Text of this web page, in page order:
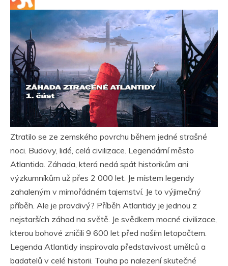
Ztratilo se ze zemského povrchu během jedné strašné
noci. Budovy, lidé, celá civilizace. Legendární město
Atlantida. Záhada, která nedá spát historikům ani
výzkumníkům už přes 2 000 let. Je místem legendy
zahaleným v mimořádném tajemství. Je to výjimečný
příběh. Ale je pravdivý? Příběh Atlantidy je jednou z
nejstarších záhad na světě. Je svědkem mocné civilizace,
kterou bohové zničili 9 600 let před naším letopočtem.
Legenda Atlantidy inspirovala představivost umělců a
badatelů v celé historii. Touha po nalezení skutečné